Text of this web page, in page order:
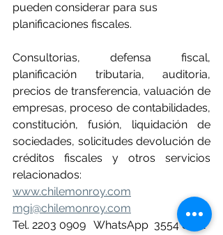
pueden considerar para sus
planificaciones fiscales.
Consultorias, defensa fiscal,
planificación tributaria, auditoria,
precios de transferencia, valuación de
empresas, proceso de contabilidades,
constitución, fusión, liquidación de
sociedades, solicitudes devolución de
créditos fiscales y otros servicios
relacionados:
www.chilemonroy.com
mgi@chilemonroy.com
Tel. 2203 0909   WhatsApp  3554 8341